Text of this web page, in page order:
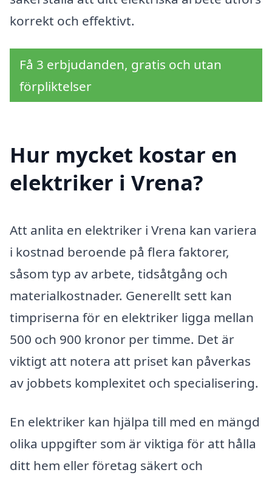
korrekt och effektivt.
Få 3 erbjudanden, gratis och utan
förpliktelser
Hur mycket kostar en
elektriker i Vrena?
Att anlita en elektriker i Vrena kan variera
i kostnad beroende på flera faktorer,
såsom typ av arbete, tidsåtgång och
materialkostnader. Generellt sett kan
timpriserna för en elektriker ligga mellan
500 och 900 kronor per timme. Det är
viktigt att notera att priset kan påverkas
av jobbets komplexitet och specialisering.
En elektriker kan hjälpa till med en mängd
olika uppgifter som är viktiga för att hålla
ditt hem eller företag säkert och